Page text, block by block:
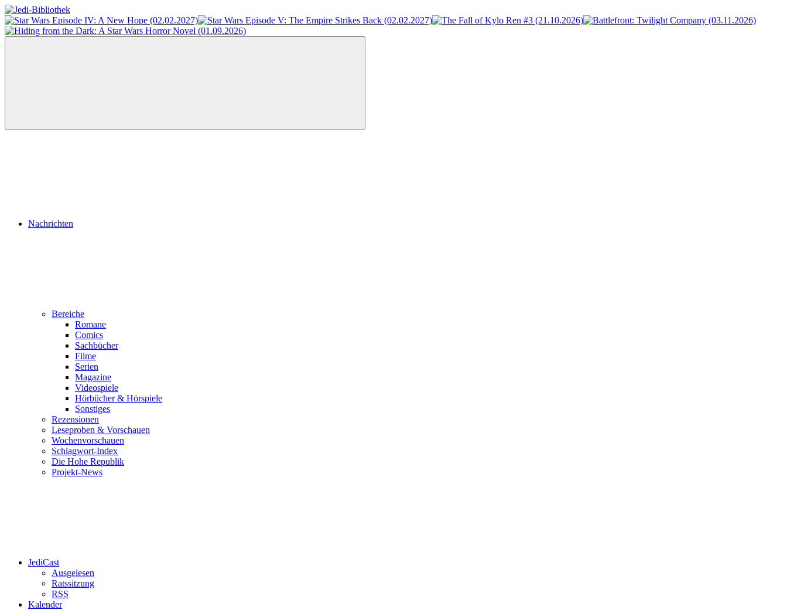
Zum
Inhalt
springen
Jedi-
Bibliothek
Das
Portal
Menü
Nachrichten
Bereiche
Romane
Comics
Sachbücher
Filme
Serien
Magazine
Videospiele
Hörbücher & Hörspiele
Sonstiges
Rezensionen
Leseproben & Vorschauen
Wochenvorschauen
Schlagwort-Index
Die Hohe Republik
Projekt-News
JediCast
Ausgelesen
Ratssitzung
RSS
Kalender